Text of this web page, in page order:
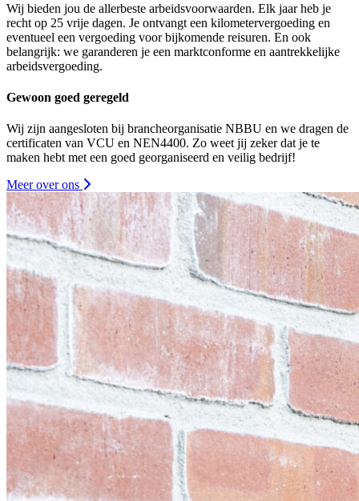
Wij bieden jou de allerbeste arbeidsvoorwaarden. Elk jaar heb je
recht op 25 vrije dagen. Je ontvangt een kilometervergoeding en
eventueel een vergoeding voor bijkomende reisuren. En ook
belangrijk: we garanderen je een marktconforme en aantrekkelijke
arbeidsvergoeding.
Gewoon goed geregeld
Wij zijn aangesloten bij brancheorganisatie NBBU en we dragen de
certificaten van VCU en NEN4400. Zo weet jij zeker dat je te
maken hebt met een goed georganiseerd en veilig bedrijf!
Meer over ons